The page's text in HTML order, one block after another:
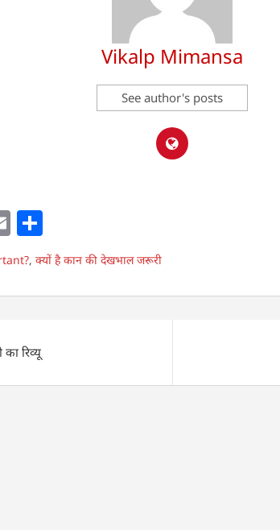
Vikalp Mimansa
See author's posts
E
m
ai
l
h
ar
e
, क्यों है कान की देखभाल जरूरी
रिव्यू